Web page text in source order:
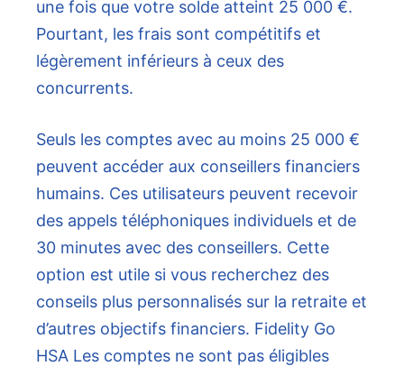
une fois que votre solde atteint 25 000 €.
Pourtant, les frais sont compétitifs et
légèrement inférieurs à ceux des
concurrents.
Seuls les comptes avec au moins 25 000 €
peuvent accéder aux conseillers financiers
humains. Ces utilisateurs peuvent recevoir
des appels téléphoniques individuels et de
30 minutes avec des conseillers. Cette
option est utile si vous recherchez des
conseils plus personnalisés sur la retraite et
d’autres objectifs financiers. Fidelity Go
HSA Les comptes ne sont pas éligibles